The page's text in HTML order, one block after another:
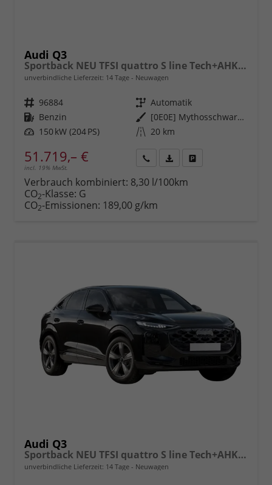
Audi Q3
Sportback NEU TFSI quattro S line Tech+AHK+Alu19+LEDplus+KlimaPlus+ExtSchwarz
unverbindliche Lieferzeit: 14 Tage Neuwagen
Fahrzeugnr. 96884 Getriebe Automatik
Kraftstoff Benzin Außenfarbe
[0E0E] Mythosschwarz Metallic
Leistung 150 kW (204 PS) Kilometerstand 20 km
51.719,– €
incl. 19% MwSt.
anfordern
Datei,
Verbrauch kombiniert: 8,30 l/100km
CO2-Klasse: G
CO2-Emissionen: 189,00 g/km
Audi Q3
Sportback NEU TFSI quattro S line Tech+AHK+Alu19+LEDplus+KlimaPlus+ExtSchwarz
unverbindliche Lieferzeit: 14 Tage Neuwagen